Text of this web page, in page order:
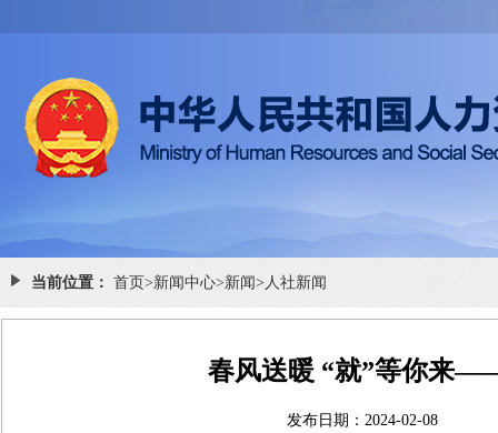
当前位置： 首页>新闻中心>新闻> 人社新闻
春风送暖 “就”等你来
发布日期：2024-02-